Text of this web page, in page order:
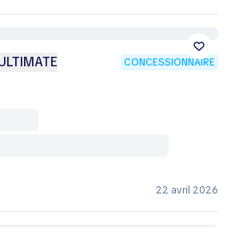
CONCESSIONNAIRE
22 avril 2026